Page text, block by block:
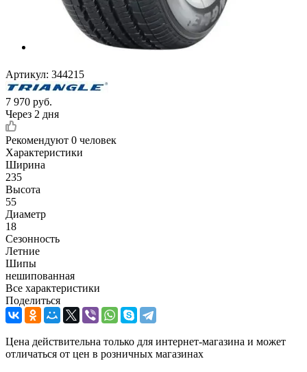
Артикул: 344215
7 970 руб.
Через 2 дня
Рекомендуют 0 человек
Характеристики
Ширина
235
Высота
55
Диаметр
18
Сезонность
Летние
Шипы
нешипованная
Все характеристики
Поделиться
Цена действительна только для интернет-магазина и может
отличаться от цен в розничных магазинах